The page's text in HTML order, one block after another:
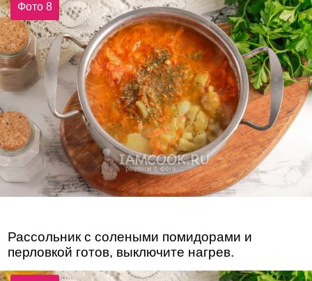
Фото 8
Рассольник с солеными помидорами и
перловкой готов, выключите нагрев.